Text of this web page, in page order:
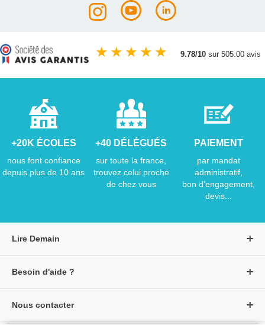
★ ★ ★ ★ ★ 9.78/10 sur 505.00 avis
+20K ÉCOLES
nous font confiance
depuis plus de 10 ans
+40 DÉLÉGUÉS
sur toute la france,
trouvez celui proche
de chez vous
PAIEMENT
par mandat
administratif,
bon d'engagement,
devis...
Lire Demain
Créer un compte
Besoin d'aide ?
Nous contacter